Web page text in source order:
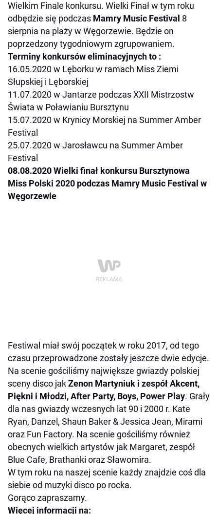
Wielkim Finale konkursu. Wielki Finał w tym roku
odbędzie się podczas Mamry Music Festival 8
sierpnia na plaży w Węgorzewie. Będzie on
poprzedzony tygodniowym zgrupowaniem.
Terminy konkursów eliminacyjnych to :
16.05.2020 w Lęborku w ramach Miss Ziemi
Słupskiej i Lęborskiej
11.07.2020 w Jantarze podczas XXII Mistrzostw
Świata w Poławianiu Bursztynu
15.07.2020 w Krynicy Morskiej na Summer Amber
Festival
25.07.2020 w Jarosławcu na Summer Amber
Festival
08.08.2020 Wielki finał konkursu Bursztynowa
Miss Polski 2020 podczas Mamry Music Festival w
Węgorzewie
Festiwal miał swój początek w roku 2017, od tego
czasu przeprowadzone zostały jeszcze dwie edycje.
Na scenie gościliśmy największe gwiazdy polskiej
sceny disco jakZenon Martyniuk i zespół Akcent,
Piękni i Młodzi, After Party, Boys, Power Play. Grały
dla nas gwiazdy wczesnych lat 90 i 2000 r. Kate
Ryan, Danzel, Shaun Baker & Jessica Jean, Mirami
oraz Fun Factory. Na scenie gościliśmy również
obecnych wielkich artystów jak Margaret, zespół
Blue Cafe, Brathanki oraz Sławomira.
W tym roku na naszej scenie każdy znajdzie coś dla
siebie od muzyki disco po rocka.
Gorąco zapraszamy.
Więcej informacji na: